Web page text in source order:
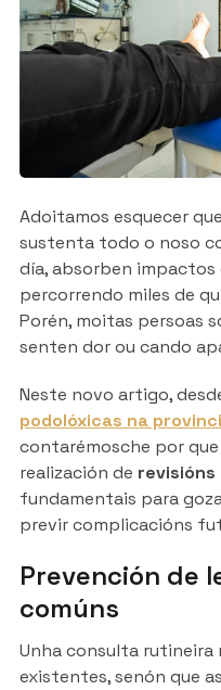
Adoitamos esquecer
sustenta todo o noso
día, absorben
percorrendo miles de
Porén, moitas persoas
senten dor ou cando
Neste novo artigo,
podolóxicas na
contarémosche por
realización de revisións
fundamentais para
previr complicacións
Prevención de
comúns
Unha consulta
existentes, senón que